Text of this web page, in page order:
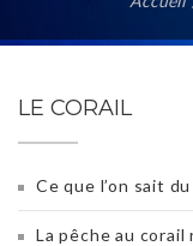
LE CORAIL
Ce que l’on sait
La pêche au